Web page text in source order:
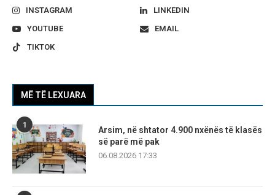
INSTAGRAM
LINKEDIN
YOUTUBE
EMAIL
TIKTOK
MË TË LEXUARA
1
Arsim, në shtator 4.900 nxënës të klasës
së parë më pak
06.08.2026 17:33